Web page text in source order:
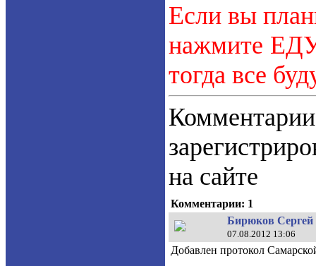
Если вы
нажмите
тогда все
на сайте
Комментарии: 1
Бирюков Сергей
07.08.2012 13:06
Добавлен протокол